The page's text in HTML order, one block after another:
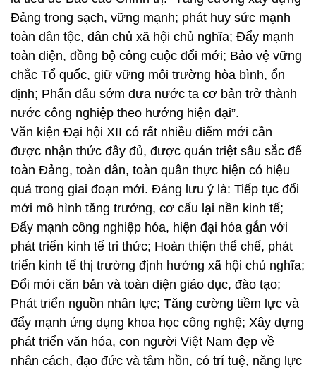
Đảng trong sạch, vững mạnh; phát huy sức mạnh
toàn dân tộc, dân chủ xã hội chủ nghĩa; Đẩy mạnh
toàn diện, đồng bộ công cuộc đổi mới; Bảo vệ vững
chắc Tổ quốc, giữ vững môi trường hòa bình, ổn
định; Phấn đấu sớm đưa nước ta cơ bản trở thành
nước công nghiệp theo hướng hiện đại”.
Văn kiện Đại hội XII có rất nhiều điểm mới cần
được nhận thức đầy đủ, được quán triệt sâu sắc để
toàn Đảng, toàn dân, toàn quân thực hiện có hiệu
quả trong giai đoạn mới. Đáng lưu ý là: Tiếp tục đổi
mới mô hình tăng trưởng, cơ cấu lại nền kinh tế;
Đẩy mạnh công nghiệp hóa, hiện đại hóa gắn với
phát triển kinh tế tri thức; Hoàn thiện thể chế, phát
triển kinh tế thị trường định hướng xã hội chủ nghĩa;
Đổi mới căn bản và toàn diện giáo dục, đào tạo;
Phát triển nguồn nhân lực; Tăng cường tiềm lực và
đẩy mạnh ứng dụng khoa học công nghệ; Xây dựng
phát triển văn hóa, con người Việt Nam đẹp về
nhân cách, đạo đức và tâm hồn, có trí tuệ, năng lực